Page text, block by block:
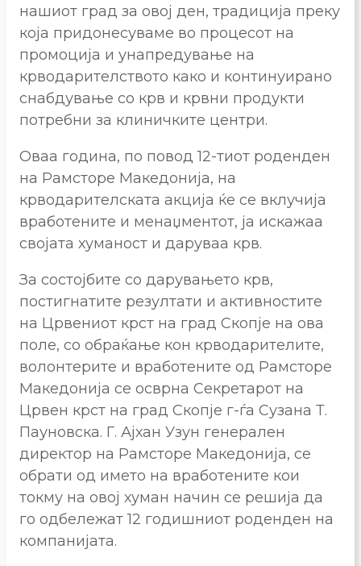
нашиот град за овој ден, традиција преку
која придонесуваме во процесот на
промоција и унапредување на
крводарителството како и континуирано
снабдување со крв и крвни продукти
потребни за клиничките центри.
Оваа година, по повод 12-тиот роденден
на Рамсторе Македонија, на
крводарителската акција ќе се вклучија
вработените и менаџментот, ја искажаа
својата хуманост и даруваа крв.
За состојбите со дарувањето крв,
постигнатите резултати и активностите
на Црвениот крст на град Скопје на ова
поле, со обраќање кон крводарителите,
волонтерите и вработените од Рамсторе
Македонија се осврна Секретарот на
Црвен крст на град Скопје г-ѓа Сузана Т.
Пауновска. Г. Ајхан Узун генерален
директор на Рамсторе Македонија, се
обрати од името на вработените кои
токму на овој хуман начин се решија да
го одбележат 12 годишниот роденден на
компанијата.